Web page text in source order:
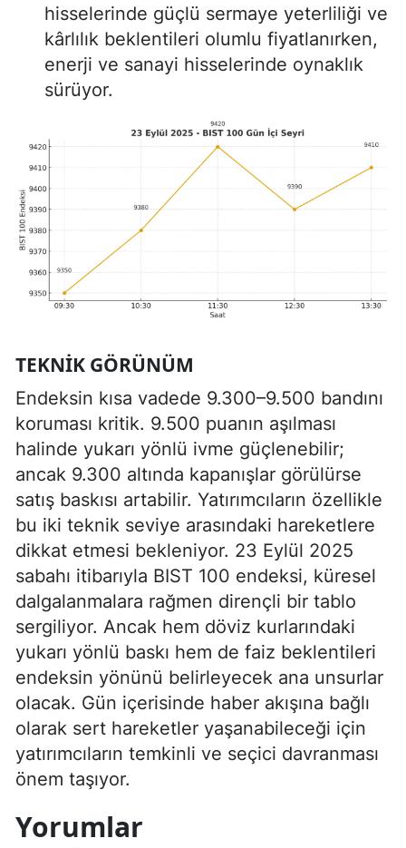
hisselerinde güçlü sermaye yeterliliği ve
kârlılık beklentileri olumlu fiyatlanırken,
enerji ve sanayi hisselerinde oynaklık
sürüyor.
TEKNIK GÖRÜNÜM
Endeksin kısa vadede 9.300–9.500 bandını
koruması kritik. 9.500 puanın aşılması
halinde yukarı yönlü ivme güçlenebilir;
ancak 9.300 altında kapanışlar görülürse
satış baskısı artabilir. Yatırımcıların özellikle
bu iki teknik seviye arasındaki hareketlere
dikkat etmesi bekleniyor. 23 Eylül 2025
sabahı itibarıyla BIST 100 endeksi, küresel
dalgalanmalara rağmen dirençli bir tablo
sergiliyor. Ancak hem döviz kurlarındaki
yukarı yönlü baskı hem de faiz beklentileri
endeksin yönünü belirleyecek ana unsurlar
olacak. Gün içerisinde haber akışına bağlı
olarak sert hareketler yaşanabileceği için
yatırımcıların temkinli ve seçici davranması
önem taşıyor.
Yorumlar